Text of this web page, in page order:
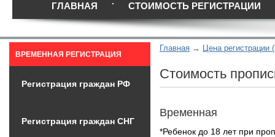
ГЛАВНАЯ СТОИМОСТЬ РЕГИСТРАЦИИ
Главная Цена регистрации
Стоимость
Временная
*Ребенок до 18 лет при
ВРЕМЕННАЯ РЕГИСТРАЦИЯ
Регистрация граждан РФ
Регистрация граждан СНГ